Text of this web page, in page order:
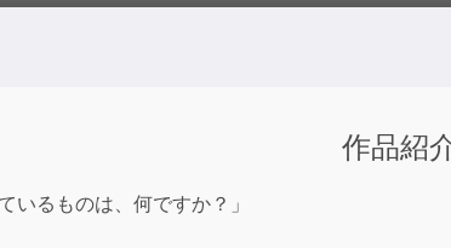
作品紹
いるものは、何ですか？」